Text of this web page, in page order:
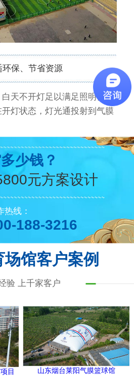
环保、节省资源
天不开灯足以满足照明需
灯状态，灯光通投射到气膜
少钱？
元方案设计
热线：
188-3216
馆客户案例
验 上千家客户
目 山东烟台莱阳气膜篮球馆